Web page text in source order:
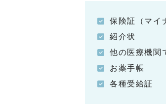
保険証（マイ
紹介状
他の医療機関
お薬手帳
各種受給証